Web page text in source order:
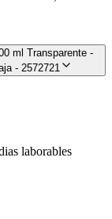
ml Transparente -
- 2572721
laborables